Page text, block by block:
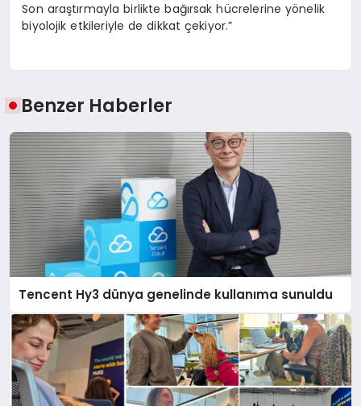
Son araştırmayla birlikte bağırsak hücrelerine yönelik
biyolojik etkileriyle de dikkat çekiyor.”
Benzer Haberler
Tencent Hy3 dünya genelinde kullanıma sunuldu